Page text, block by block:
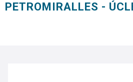
PETROMIRALLES -